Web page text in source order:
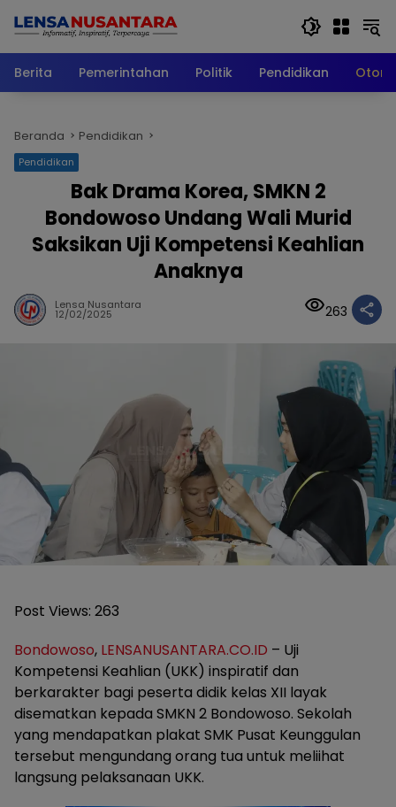
Berita
Pemerintahan Politik Pendidikan
Beranda Pendidikan
Pendidikan
Bak Drama Korea, SMKN 2
Bondowoso Undang Wali Murid
Saksikan Uji Kompetensi Keahlian
Anaknya
Lensa Nusantara
12/02/2025 263
Post Views: 263
Bondowoso, LENSANUSANTARA.CO.ID – Uji
Kompetensi Keahlian (UKK) inspiratif dan
berkarakter bagi peserta didik kelas XII layak
disematkan kepada SMKN 2 Bondowoso. Sekolah
yang mendapatkan plakat SMK Pusat Keunggulan
tersebut mengundang orang tua untuk meliihat
langsung pelaksanaan UKK.